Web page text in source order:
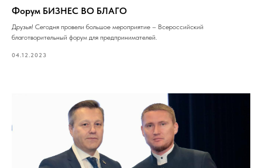
Форум БИЗНЕС ВО БЛАГО
Друзья! Сегодня провели большое мероприятие – Всероссийский
благотворительный форум для предпринимателей.
04.12.2023